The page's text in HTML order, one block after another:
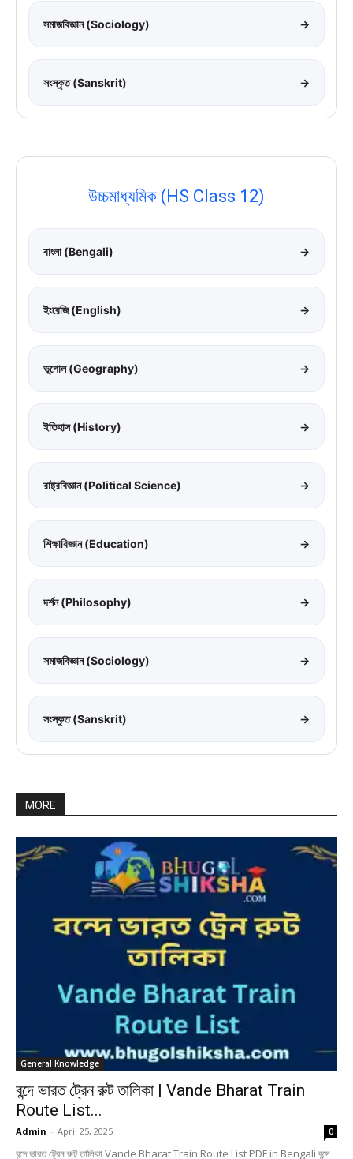
সমাজবিজ্ঞান (Sociology) →
সংস্কৃত (Sanskrit) →
উচ্চমাধ্যমিক (HS Class 12)
বাংলা (Bengali) →
ইংরেজি (English) →
ভূগোল (Geography) →
ইতিহাস (History) →
রাষ্ট্রবিজ্ঞান (Political Science) →
শিক্ষাবিজ্ঞান (Education) →
দর্শন (Philosophy) →
সমাজবিজ্ঞান (Sociology) →
সংস্কৃত (Sanskrit) →
MORE
General Knowledge
বন্দে ভারত ট্রেন রুট তালিকা | Vande Bharat Train
Route List...
Admin - April 25, 2025 0
বন্দে ভারত ট্রেন রুট তালিকা Vande Bharat Train Route List PDF in Bengali বন্দে